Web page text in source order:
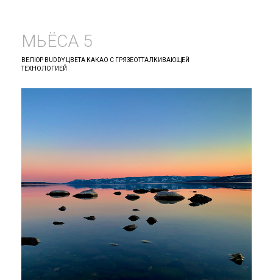
МЬЁСА 5
ВЕЛЮР BUDDY ЦВЕТА КАКАО С ГРЯЗЕОТТАЛКИВАЮЩЕЙ
ТЕХНОЛОГИЕЙ